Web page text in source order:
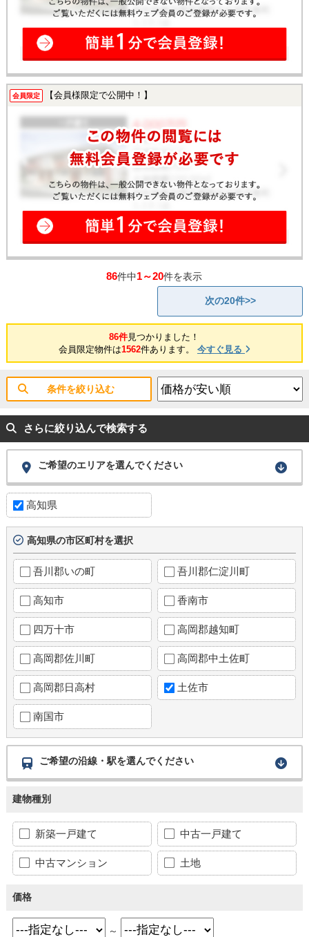
会員限定 【会員様限定で公開中！】
86件中1～20件を表示
次の20件>>
86件見つかりました！
会員限定物件は1562件あります。 今すぐ見る
条件を絞り込む
さらに絞り込んで検索する
ご希望のエリアを選んでください
高知県
高知県の市区町村を選択
吾川郡いの町 吾川郡仁淀川町
高知市 香南市
四万十市 高岡郡越知町
高岡郡佐川町 高岡郡中土佐町
高岡郡日高村 土佐市
南国市
ご希望の沿線・駅を選んでください
建物種別
新築一戸建て 中古一戸建て
中古マンション 土地
価格
～